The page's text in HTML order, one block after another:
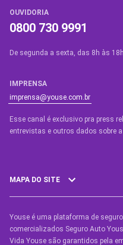
OUVIDORIA
0800 730 9991
De segunda a sexta, das 8h às
IMPRENSA
imprensa@youse.com.br
Esse canal é exclusivo pra press
entrevistas e outros dados sobre a
MAPA DO SITE
SEGUROS
Seguro Auto
Youse é uma plataforma de
comercializados Seguro Auto
Vida Youse são garantidos pela